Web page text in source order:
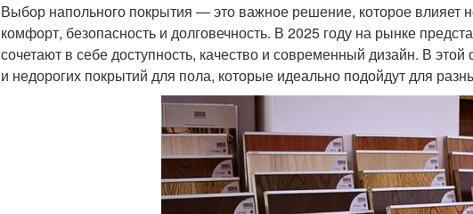
Выбор напольного покрытия — это важное решение, которое влияет
комфорт, безопасность и долговечность. В 2025 году на рынке
сочетают в себе доступность, качество и современный дизайн. В
и недорогих покрытий для пола, которые идеально подойдут для